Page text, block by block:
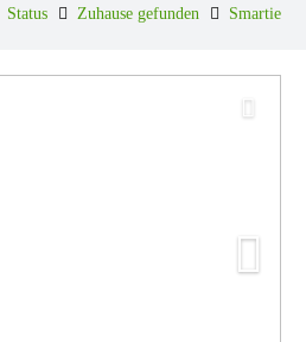
Status Zuhause gefunden Smartie